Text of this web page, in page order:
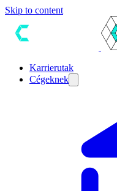
Skip to content
Karrierutak
Cégeknek